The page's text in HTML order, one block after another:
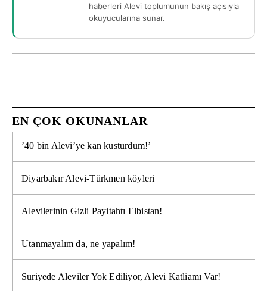
haberleri Alevi toplumunun bakış açısıyla
okuyucularına sunar.
EN ÇOK OKUNANLAR
’40 bin Alevi’ye kan kusturdum!’
Diyarbakır Alevi-Türkmen köyleri
Alevilerinin Gizli Payitahtı Elbistan!
Utanmayalım da, ne yapalım!
Suriyede Aleviler Yok Ediliyor, Alevi Katliamı Var!